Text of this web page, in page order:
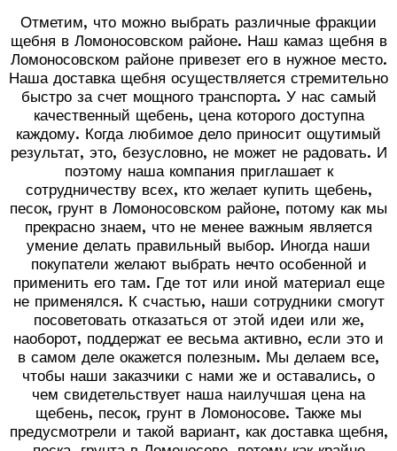
Отметим, что можно выбрать различные фракции
щебня в Ломоносовском районе. Наш камаз щебня в
Ломоносовском районе привезет его в нужное место.
Наша доставка щебня осуществляется стремительно
быстро за счет мощного транспорта. У нас самый
качественный щебень, цена которого доступна
каждому. Когда любимое дело приносит ощутимый
результат, это, безусловно, не может не радовать. И
поэтому наша компания приглашает к
сотрудничеству всех, кто желает купить щебень,
песок, грунт в Ломоносовском районе, потому как мы
прекрасно знаем, что не менее важным является
умение делать правильный выбор. Иногда наши
покупатели желают выбрать нечто особенной и
применить его там. Где тот или иной материал еще
не применялся. К счастью, наши сотрудники смогут
посоветовать отказаться от этой идеи или же,
наоборот, поддержат ее весьма активно, если это и
в самом деле окажется полезным. Мы делаем все,
чтобы наши заказчики с нами же и оставались, о
чем свидетельствует наша наилучшая цена на
щебень, песок, грунт в Ломоносове. Также мы
предусмотрели и такой вариант, как доставка щебня,